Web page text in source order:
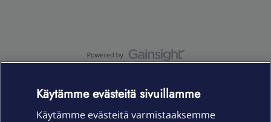
Käytämme evästeitä sivuillamme
Käytämme evästeitä varmistaaksemme